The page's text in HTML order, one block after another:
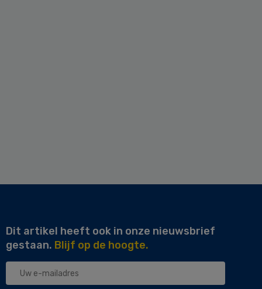
Dit artikel heeft ook in onze nieuwsbrief
gestaan. Blijf op de hoogte.
Uw